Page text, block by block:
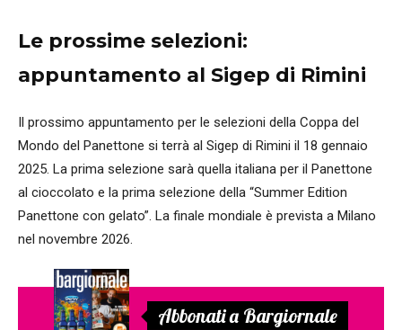
Le prossime selezioni:
appuntamento al Sigep di Rimini
Il prossimo appuntamento per le selezioni della Coppa del
Mondo del Panettone si terrà al Sigep di Rimini il 18 gennaio
2025. La prima selezione sarà quella italiana per il Panettone
al cioccolato e la prima selezione della “Summer Edition
Panettone con gelato”. La finale mondiale è prevista a Milano
nel novembre 2026.
Abbonati a Bargiornale